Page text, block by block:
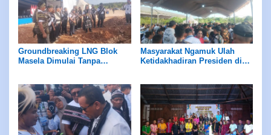
Groundbreaking LNG Blok
Masela Dimulai Tanpa
Masyarakat Ngamuk Ulah
Ketidakhadiran Presiden di